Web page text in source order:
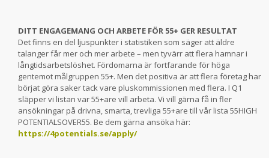
DITT ENGAGEMANG OCH ARBETE FÖR 55+ GER RESULTAT
Det finns en del ljuspunkter i statistiken som säger att äldre
talanger får mer och mer arbete – men tyvärr att flera hamnar i
långtidsarbetslöshet. Fördomarna är fortfarande för höga
gentemot målgruppen 55+. Men det positiva är att flera företag har
börjat göra saker tack vare pluskommissionen med flera. I Q1
släpper vi listan var 55+are vill arbeta. Vi vill gärna få in fler
ansökningar på drivna, smarta, trevliga 55+are till vår lista 55HIGH
POTENTIALSOVER55. Be dem gärna ansöka här:
https://4potentials.se/apply/